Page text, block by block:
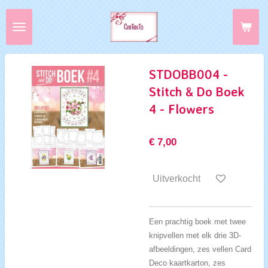
Ga
direct
de
hoofdinhoud
STDOBB004 -
Stitch & Do Boek
4 - Flowers
€ 7,00
Uitverkocht
Een prachtig boek met twee
knipvellen met elk drie 3D-
afbeeldingen, zes vellen Card
Deco kaartkarton, zes